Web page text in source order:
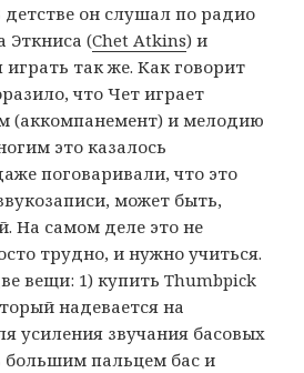
он слушал по радио
Эткниса (Chet Atkins) и
так же. Как говорит
что Чет играет
(аккомпанемент) и мелодию
это казалось
поговаривали, что это
может быть,
На самом деле это не
трудно, и нужно учиться.
вещи: 1) купить Thumbpick
надевается на
усиления звучания басовых
большим пальцем бас и